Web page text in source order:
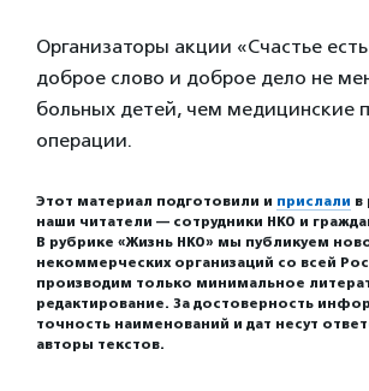
Организаторы акции «Счастье
доброе слово и доброе дело не
больных детей, чем медицинские
операции.
Этот материал подготовили и прислали в
наши читатели — сотрудники НКО и
В рубрике «Жизнь НКО» мы публикуем
некоммерческих организаций со всей
производим только минимальное
редактирование. За достоверность
точность наименований и дат несут
авторы текстов.